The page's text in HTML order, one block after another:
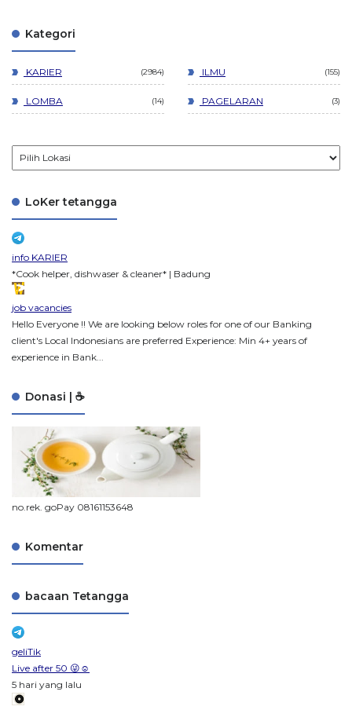
Kategori
KARIER 2984 ILMU 155
LOMBA 14 PAGELARAN 3
LoKer tetangga
info KARIER
*Cook helper, dishwaser & cleaner* | Badung
job vacancies
Hello Everyone !! We are looking below roles for one of our Banking
client's Local Indonesians are preferred Experience: Min 4+ years of
experience in Bank...
Donasi | ☕
no.rek. goPay 08161153648
Komentar
bacaan Tetangga
geliTik
Live after 50 😜☺️
5 hari yang lalu